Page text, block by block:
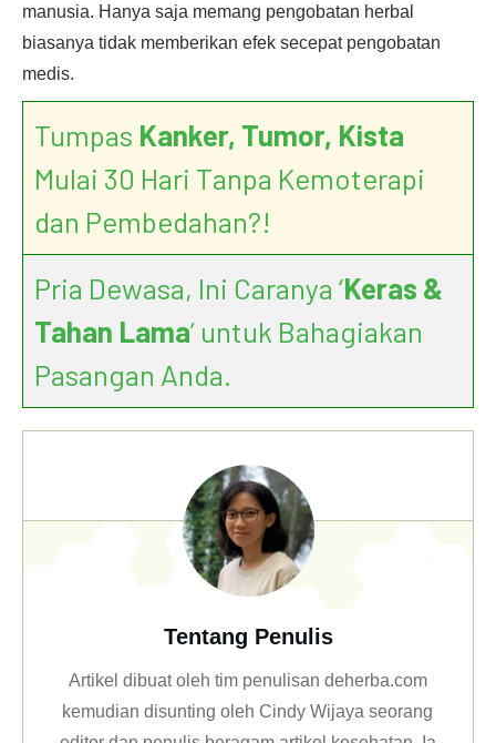
manusia. Hanya saja memang pengobatan herbal
biasanya tidak memberikan efek secepat pengobatan
medis.
Tumpas Kanker, Tumor, Kista
Mulai 30 Hari Tanpa Kemoterapi
dan Pembedahan?!
Pria Dewasa, Ini Caranya ‘Keras &
Tahan Lama’ untuk Bahagiakan
Pasangan Anda.
Tentang Penulis
Artikel dibuat oleh tim penulisan deherba.com
kemudian disunting oleh Cindy Wijaya seorang